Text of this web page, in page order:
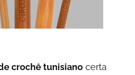
crochê tunisiano certa